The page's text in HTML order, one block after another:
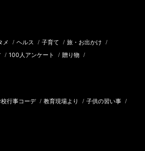
メ / ヘルス / 子育て / 旅・お出かけ /
/ 100人アンケート / 贈り物 /
行事コーデ / 教育現場より / 子供の習い事 /